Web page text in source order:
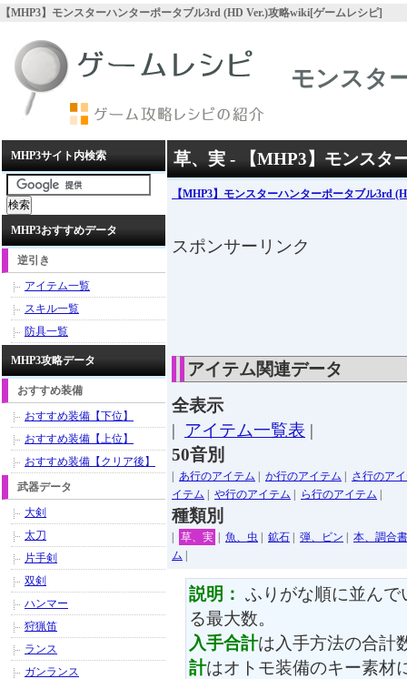
【MHP3】モンスターハンターポータブル3rd (HD Ver.)攻略wiki[ゲームレシピ]
モンスタ
草、実 - 【MHP3】モンスタ
【MHP3】モンスターハンターポータブル3rd
スポンサーリンク
アイテム関連データ
全表示
| アイテム一覧表 |
50音別
あ行のアイテム か行のアイテム
さ行のア
イテム
や行のアイテム ら行のアイテム
種類別
草、実 魚、虫 鉱石 弾、ビン
本、調合書
ム
説明： ふりがな順に並んで
る最大数。
入手合計は入手方法の合計
計はオトモ装備のキー素材
MHP3サイト内検索
MHP3おすすめデータ
逆引き
アイテム一覧
スキル一覧
防具一覧
MHP3攻略データ
おすすめ装備
おすすめ装備【下位】
おすすめ装備【上位】
おすすめ装備【クリア後】
武器データ
大剣
太刀
片手剣
双剣
ハンマー
狩猟笛
ランス
ガンランス